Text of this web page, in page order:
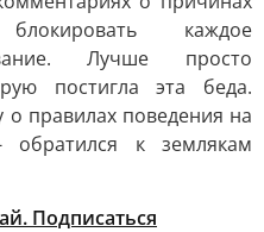
каждое
Лучше просто
постигла эта беда.
о правилах поведения на
обратился к землякам
Подписаться